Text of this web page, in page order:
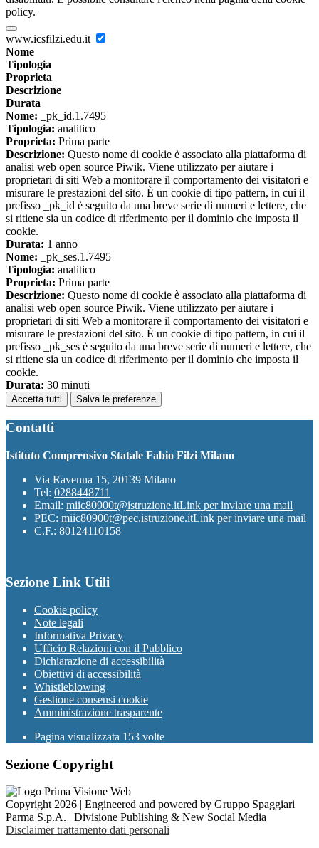
policy.
www.icsfilzi.edu.it
Nome
Tipologia
Proprieta
Descrizione
Durata
Nome: _pk_id.1.7495
Tipologia: analitico
Proprieta: Prima parte
Descrizione: Questo nome di cookie è associato alla piattaforma di
analisi web open source Piwik. Viene utilizzato per aiutare i
proprietari di siti Web a monitorare il comportamento dei visitatori e
misurare le prestazioni del sito. È un cookie di tipo pattern, in cui il
prefisso _pk_id è seguito da una breve serie di numeri e lettere, che
si ritiene sia un codice di riferimento per il dominio che imposta il
cookie.
Durata: 1 anno
Nome: _pk_ses.1.7495
Tipologia: analitico
Proprieta: Prima parte
Descrizione: Questo nome di cookie è associato alla piattaforma di
analisi web open source Piwik. Viene utilizzato per aiutare i
proprietari di siti Web a monitorare il comportamento dei visitatori e
misurare le prestazioni del sito. È un cookie di tipo pattern, in cui il
prefisso _pk_ses è seguito da una breve serie di numeri e lettere, che
si ritiene sia un codice di riferimento per il dominio che imposta il
cookie.
Durata: 30 minuti
Accetta tutti Salva le preferenze
Contatti
Istituto Comprensivo Statale Fabio Filzi Milano
Via Ravenna 15, 20139 Milano
Tel: 0288448711
Email: miic80900t@istruzione.itLink per inviare una mail
PEC: miic80900t@pec.istruzione.itLink per inviare una mail
C.F.: 80124110158
Sezione Link Utili
Cookie policy
Note legali
Informativa Privacy
Ufficio Relazioni con il Pubblico
Dichiarazione di accessibilità
Obiettivi di accessibilità
Whistleblowing
Gestione consensi cookie
Amministrazione trasparente
Pagina visualizzata 153 volte
Sezione Copyright
Copyright 2026 | Engineered and powered by Gruppo Spaggiari
Parma S.p.A. | Divisione Publishing & New Social Media
Disclaimer trattamento dati personali